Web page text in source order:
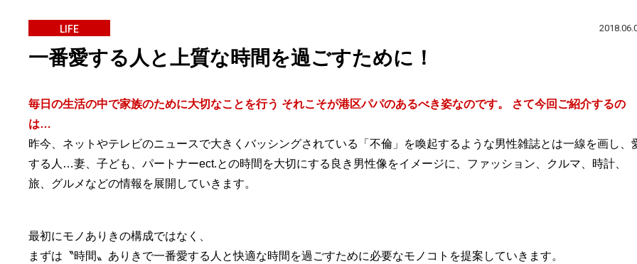
LIFE
一番愛する人と上質な時間を過ごすために！
毎日の生活の中で家族のために大切なことを行う それこそが港区パパのあるべき姿なのです。 さて今回ご紹介するの
は…
昨今、ネットやテレビのニュースで大きくバッシングされている「不倫」を喚起するような男性雑誌とは一線を画し、
する人…妻、子ども、パートナーect.との時間を大切にする良き男性像をイメージに、ファッション、クルマ、時計、
旅、グルメなどの情報を展開していきます。
最初にモノありきの構成ではなく、
まずは〝時間〟ありきで一番愛する人と快適な時間を過ごすために必要なモノコトを提案していきます。